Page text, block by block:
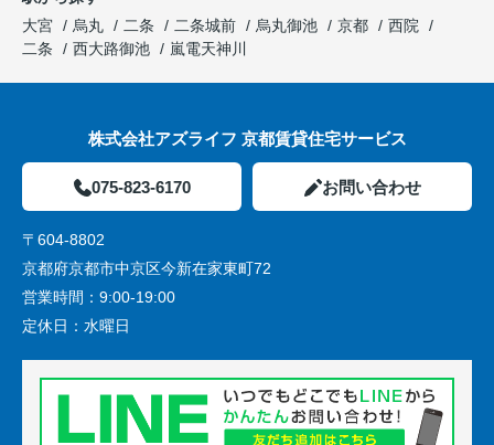
大宮
烏丸 二条 二条城前 烏丸御池 京都
西院
二条
西大路御池 嵐電天神川
株式会社アズライフ 京都賃貸住宅サービス
075-823-6170 お問い合わせ
〒604-8802
京都府京都市中京区今新在家東町72
営業時間： 9:00-19:00
定休日： 水曜日